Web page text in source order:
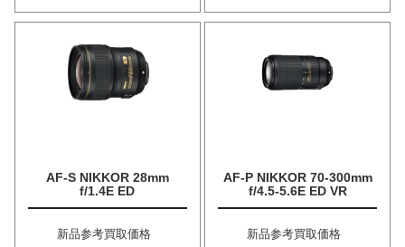
AF-S NIKKOR 28mm
f/1.4E ED
新品参考買取価格
AF-P NIKKOR 70-300mm
f/4.5-5.6E ED VR
新品参考買取価格